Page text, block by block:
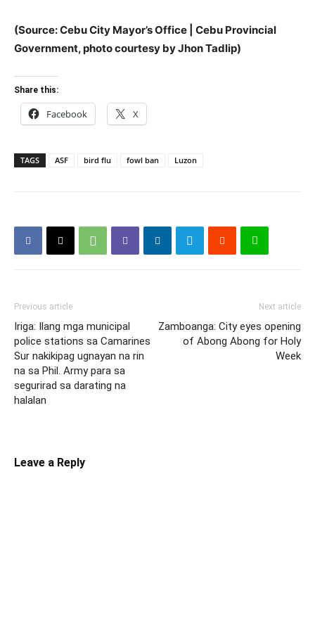
(Source: Cebu City Mayor’s Office | Cebu Provincial
Government, photo courtesy by Jhon Tadlip)
Share this:
Facebook X
TAGS ASF bird flu fowl ban Luzon
Previous article
Iriga: Ilang mga municipal
police stations sa Camarines
Sur nakikipag ugnayan na rin
na sa Phil. Army para sa
segurirad sa darating na
halalan
Next article
Zamboanga: City eyes opening
of Abong Abong for Holy
Week
Leave a Reply